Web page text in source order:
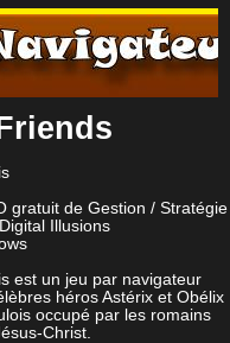
gratuit de Gestion / Stratégie
Illusions
est un jeu par navigateur
héros Astérix et Obélix
occupé par les romains
Christ.